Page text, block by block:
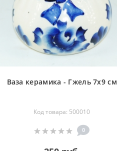
Ваза керамика - Гжель 7х9 см
Код товара: 500010
0